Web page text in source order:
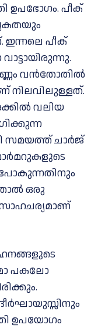
ഉപഭോഗം. പീക്
പീക്
വൻതോതില്‍
നിലവിലുള്ളത്.
വലിയ
സമയത്ത് ചാർജ്
ഒരു
സാഹചര്യമാണ്
പകലോ
ഉപയോഗം